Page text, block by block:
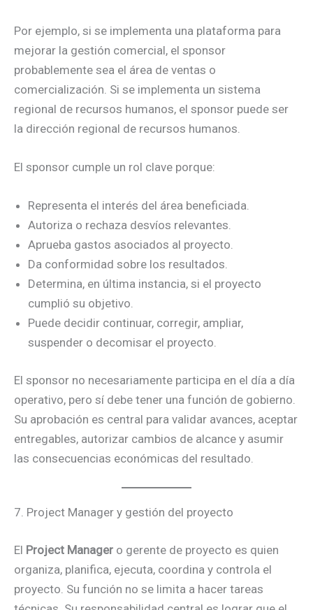
Por ejemplo, si se implementa una plataforma para
mejorar la gestión comercial, el sponsor
probablemente sea el área de ventas o
comercialización. Si se implementa un sistema
regional de recursos humanos, el sponsor puede ser
la dirección regional de recursos humanos.
El sponsor cumple un rol clave porque:
Representa el interés del área beneficiada.
Autoriza o rechaza desvíos relevantes.
Aprueba gastos asociados al proyecto.
Da conformidad sobre los resultados.
Determina, en última instancia, si el proyecto
cumplió su objetivo.
Puede decidir continuar, corregir, ampliar,
suspender o decomisar el proyecto.
El sponsor no necesariamente participa en el día a día
operativo, pero sí debe tener una función de gobierno.
Su aprobación es central para validar avances, aceptar
entregables, autorizar cambios de alcance y asumir
las consecuencias económicas del resultado.
7. Project Manager y gestión del proyecto
El Project Manager o gerente de proyecto es quien
organiza, planifica, ejecuta, coordina y controla el
proyecto. Su función no se limita a hacer tareas